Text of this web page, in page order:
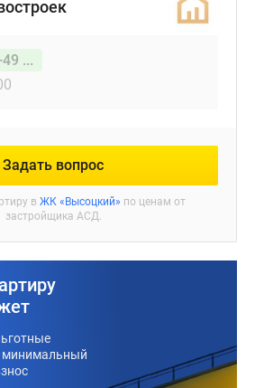
...
Задать вопрос
в ЖК «Высоцкий» по ценам от
застройщика АСД.
минимальный